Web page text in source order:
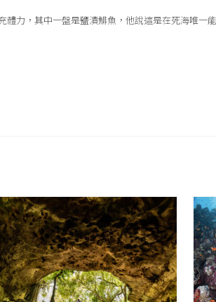
力，其中一盤是鹽漬鯡魚，他說這是在死海唯一